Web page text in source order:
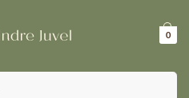
0
ved køb over 499,- | ⭐ TrustPilot 4,9 / 5